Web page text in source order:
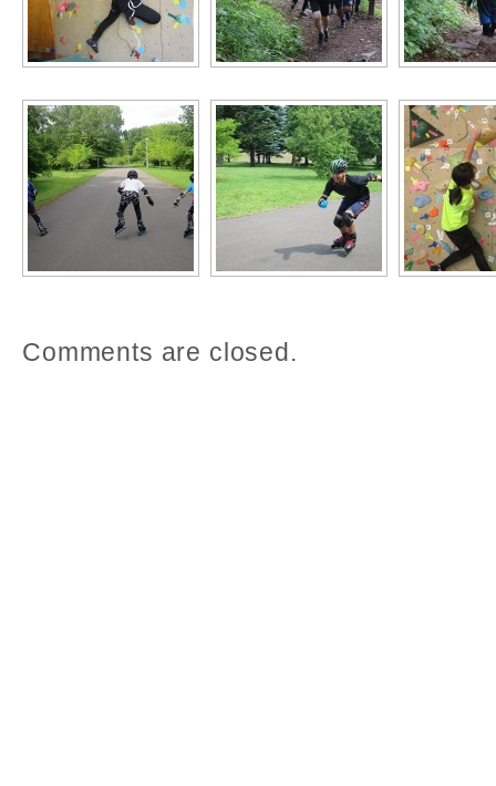
Comments are closed.